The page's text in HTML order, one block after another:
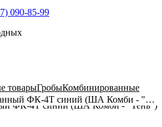
090-85-99
товарыГробыКомбинированные
Гроб Комбинированный ФК-4Т синий (ША Комби - "Тень")